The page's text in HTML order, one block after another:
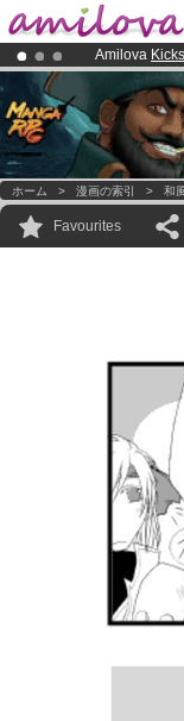
Amilova
Already
Premium
ホーム > 漫画の索引 > 和
Favourites